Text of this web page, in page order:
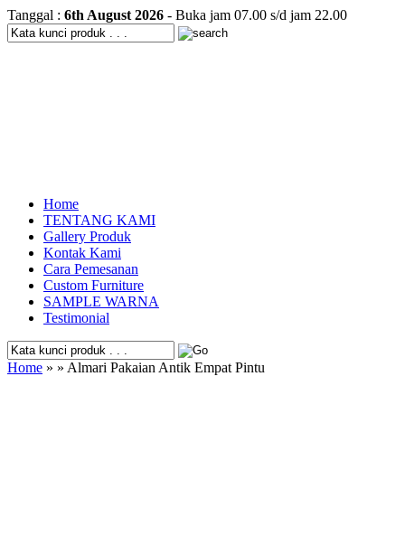
Tanggal : 6th August 2026 - Buka jam 07.00 s/d jam 22.00
Home
TENTANG KAMI
Gallery Produk
Kontak Kami
Cara Pemesanan
Custom Furniture
SAMPLE WARNA
Testimonial
Home » » Almari Pakaian Antik Empat Pintu